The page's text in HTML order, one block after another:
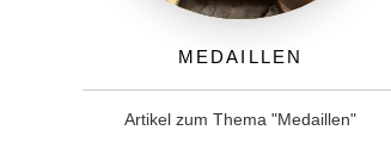
Medaillen
Artikel zum Thema "Medaillen"